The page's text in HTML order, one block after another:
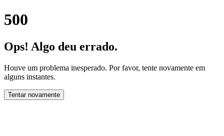
500
Ops! Algo deu errado.
Houve um problema inesperado. Por favor, tente novamente em
alguns instantes.
Tentar novamente